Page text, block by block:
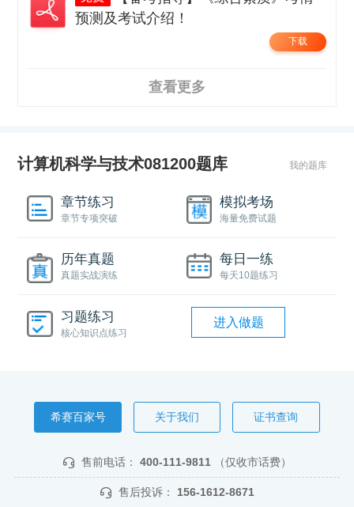
预测及考试介绍！
下载
查看更多
计算机科学与技术081200题库 我的题库
章节练习
章节专项突破
模拟考场
海量免费试题
历年真题
真题实战演练
每日一练
每天10题练习
习题练习
核心知识点练习
进入做题
希赛百家号 关于我们 证书查询
售前电话： 400-111-9811 （仅收市话费）
售后投诉： 156-1612-8671